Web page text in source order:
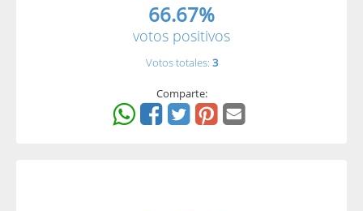
66.67%
votos positivos
Votos totales: 3
Comparte: